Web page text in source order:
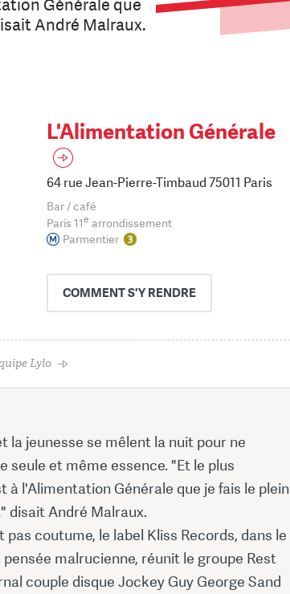
Générale que
André Malraux.
L'Alimentation Générale
64 rue Jean-Pierre-Timbaud 75011 Paris
Bar / café
Paris 11e arrondissement
Parmentier
COMMENTS'Y RENDRE
Lylo
la jeunesse se mêlent la nuit pour ne
seule et même essence. "Et le plus
à l'Alimentation Générale que je fais le plein
disait André Malraux.
pas coutume, le label Kliss Records, dans le
malrucienne, réunit le groupe Rest
couple disque Jockey Guy George Sand